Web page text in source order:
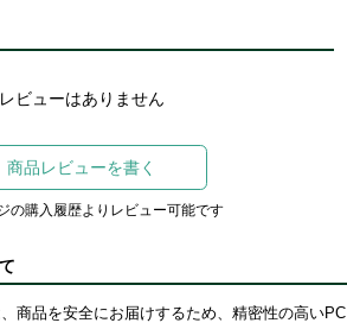
レビューはありません
商品レビューを書く
の購入履歴よりレビュー可能です
商品を安全にお届けするため、精密性の高いPC